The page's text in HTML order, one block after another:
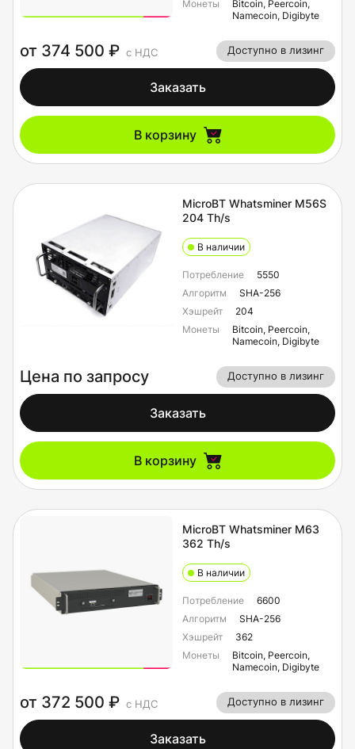
Монеты
Bitcoin, Peercoin,
Namecoin, Digibyte
от 374 500 ₽ с НДС Доступно в лизинг
Заказать
В корзину
MicroBT Whatsminer M56S
204 Th/s
В наличии
Потребление
5550
Алгоритм
SHA-256
Хэшрейт
204
Монеты
Bitcoin, Peercoin,
Namecoin, Digibyte
Цена по запросу Доступно в лизинг
Заказать
В корзину
MicroBT Whatsminer M63
362 Th/s
В наличии
Потребление
6600
Алгоритм
SHA-256
Хэшрейт
362
Монеты
Bitcoin, Peercoin,
Namecoin, Digibyte
от 372 500 ₽ с НДС Доступно в лизинг
Заказать